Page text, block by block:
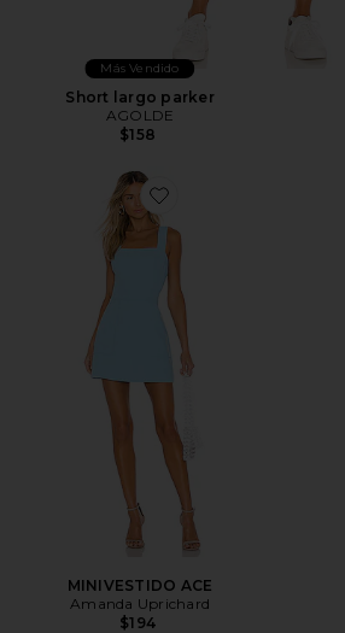
Más Vendido
Short largo parker
AGOLDE
$158
Favorite MINIVESTIDO ACE
MINIVESTIDO ACE
Amanda Uprichard
$194